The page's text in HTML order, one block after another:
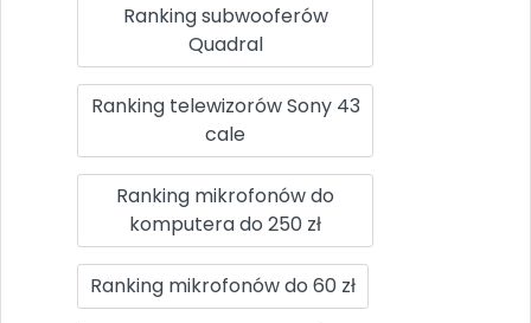
Ranking subwooferów
Quadral
Ranking telewizorów Sony 43
cale
Ranking mikrofonów do
komputera do 250 zł
Ranking mikrofonów do 60 zł